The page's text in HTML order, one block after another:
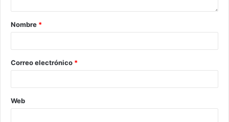
Nombre *
Correo electrónico *
Web